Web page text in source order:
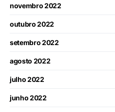
novembro 2022
outubro 2022
setembro 2022
agosto 2022
julho 2022
junho 2022